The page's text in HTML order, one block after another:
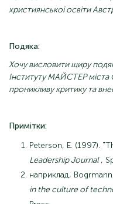
християнської освіти
Подяка:
Хочу висловити щиру
Інституту МАЙСТЕР міста
проникливу критику та
Примітки:
Peterson, E. (1997).
Leadership Journal,
наприклад,
in the culture of